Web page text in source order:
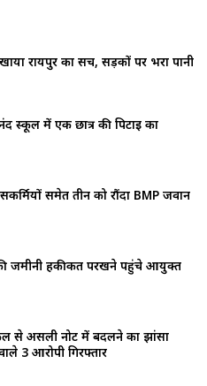
रायपुर का सच, सड़कों पर भरा पानी
स्कूल में एक छात्र की पिटाई का
समेत तीन को रौंदा BMP जवान
की जमीनी हकीकत परखने पहुंचे आयुक्त
से असली नोट में बदलने का झांसा
3 आरोपी गिरफ्तार